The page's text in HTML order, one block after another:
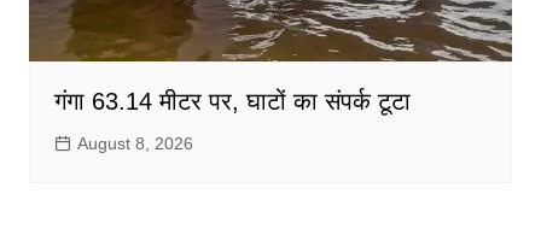
गंगा 63.14 मीटर पर, घाटों का संपर्क टूटा
August 8, 2026